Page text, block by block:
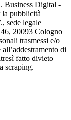
Business Digital -
la pubblicità
sede legale
20093 Cologno
trasmessi e/o
di
fatto divieto
scraping.